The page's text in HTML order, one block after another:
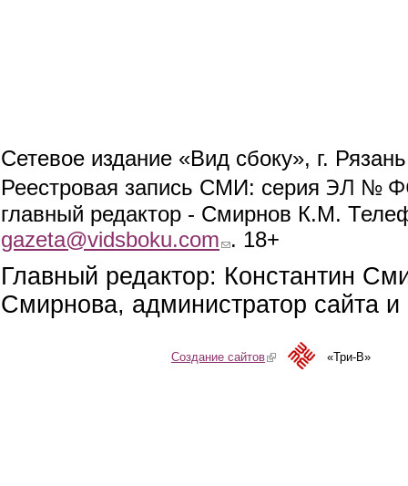
Сетевое издание «Вид сбоку», г.
Реестровая запись СМИ: серия ЭЛ №
главный редактор - Смирнов К.М.
gazeta@vidsboku.com (link sends e-mail)
. 18+
Главный редактор: Константин
Смирнова, администратор сайта
Создание сайтов(link is external)«Три-В»